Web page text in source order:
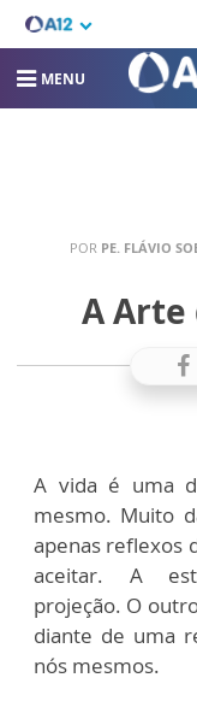
MENU
POR PE. FLÁVIO
A Arte
A vida é uma
mesmo. Muito
apenas reflexos
aceitar. A
projeção. O
diante de uma
nós mesmos.